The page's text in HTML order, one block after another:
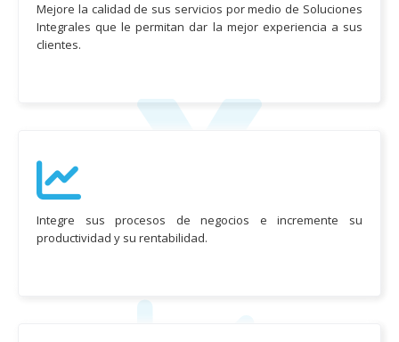
Mejore la calidad de sus servicios por medio de Soluciones
Integrales que le permitan dar la mejor experiencia a sus
clientes.
Integre sus procesos de negocios e incremente su
productividad y su rentabilidad.